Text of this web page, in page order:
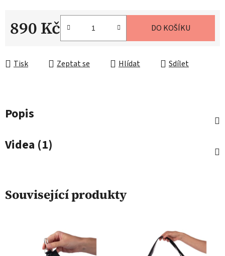
890 Kč DO KOŠÍKU
Tisk Zeptat se Hlídat Sdílet
Popis
Videa (1)
Související produkty